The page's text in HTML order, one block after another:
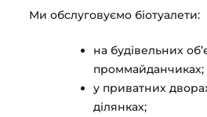
Ми обслуговуємо біотуалети:
на будівельних
проммайданчиках;
у приватних
ділянках;